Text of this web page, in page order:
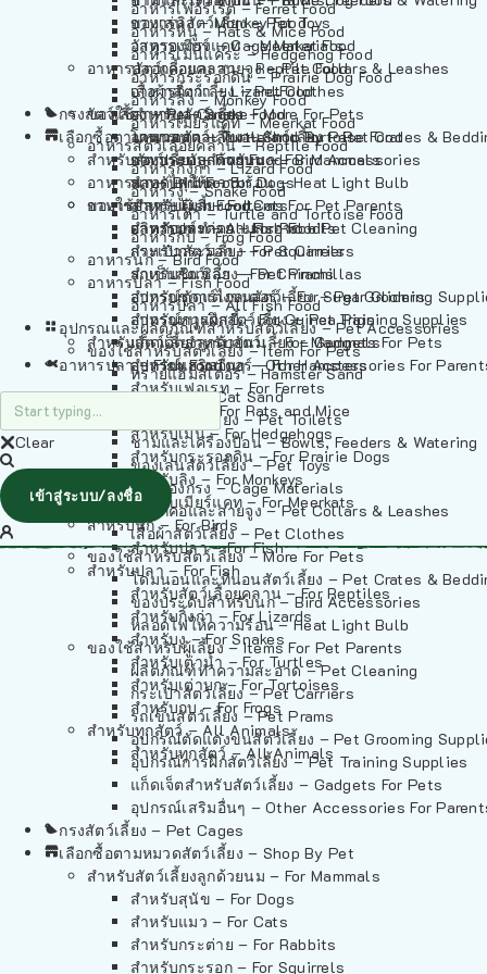
อาหารเฟอร์เร็ต – Ferret Food
อาหารหนู – Rats & Mice Food
อาหารเม่นแคระ – Hedgehog Food
อาหารกระรอกดิน – Prairie Dog Food
อาหารลิง – Monkey Food
อาหารเมียร์แคท – Meerkat Food
อาหารสัตว์เลี้อยคลาน – Reptile Food
อาหารกิ้งก่า – Lizard Food
อาหารงู – Snake Food
อาหารเต่า – Turtle and Tortoise Food
อาหารกบ – Frog Food
อาหารนก – Bird Food
อาหารปลา – Fish Food
อาหารปลา – All Fish Food
อุปกรณและผลิตภัณฑ์สำหรับสัตว์เลี้ยง – Pet Accessories
ของใช้สำหรับสัตว์เลี้ยง – Item For Pets
ทรายแฮมสเตอร์ – Hamster Sand
ทรายแมว – Cat Sand
ห้องน้ำสัตว์เลี้ยง – Pet Toilets
ชามและเครื่องป้อน – Bowls, Feeders & Watering
ของเล่นสัตว์เลี้ยง – Pet Toys
วัสดุรองกรง – Cage Materials
ปลอกคอและสายจูง – Pet Collars & Leashes
เสื้อผ้าสัตว์เลี้ยง – Pet Clothes
ของใช้สำหรับสัตว์เลี้ยง – More For Pets
โดมนอนและที่นอนสัตว์เลี้ยง – Pet Crates &
ของประดับสำหรับนก – Bird Accessories
หลอดไฟให้ความร้อน – Heat Light Bulb
ของใช้สำหรับผู้เลี้ยง – Items For Pet Parents
ผลิตภัณฑ์ทำความสะอาด – Pet Cleaning
กระเป๋าสัตว์เลี้ยง – Pet Carriers
รถเข็นสัตว์เลี้ยง – Pet Prams
อุปกรณ์ตัดแต่งขนสัตว์เลี้ยง – Pet Grooming
อุปกรณ์การฝึกสัตว์เลี้ยง – Pet Training Supplies
แก็ดเจ็ตสำหรับสัตว์เลี้ยง – Gadgets For Pets
อุปกรณ์เสริมอื่นๆ – Other Accessories For
กรงสัตว์เลี้ยง – Pet Cages
เลือกซื้อตามหมวดสัตว์เลี้ยง – Shop By Pet
สำหรับสัตว์เลี้ยงลูกด้วยนม – For Mammals
สำหรับสุนัข – For Dogs
สำหรับแมว – For Cats
สำหรับกระต่าย – For Rabbits
สำหรับกระรอก – For Squirrels
อาหารลิง – Monkey Food
อาหารเมียร์แคท – Meerkat Food
อาหารสัตว์เลี้อยคลาน – Reptile Food
อาหารกิ้งก่า – Lizard Food
อาหารงู – Snake Food
อาหารเต่า – Turtle and Tortoise Food
อาหารกบ – Frog Food
อาหารนก – Bird Food
อาหารปลา – Fish Food
อาหารปลา – All Fish Food
ของเล่นสัตว์เลี้ยง – Pet Toys
วัสดุรองกรง – Cage Materials
ปลอกคอและสายจูง – Pet Collars & Leashes
เสื้อผ้าสัตว์เลี้ยง – Pet Clothes
ของใช้สำหรับสัตว์เลี้ยง – More For Pets
โดมนอนและที่นอนสัตว์เลี้ยง – Pet Crates &
ของประดับสำหรับนก – Bird Accessories
หลอดไฟให้ความร้อน – Heat Light Bulb
ของใช้สำหรับผู้เลี้ยง – Items For Pet Parents
ผลิตภัณฑ์ทำความสะอาด – Pet Cleaning
กระเป๋าสัตว์เลี้ยง – Pet Carriers
รถเข็นสัตว์เลี้ยง – Pet Prams
อุปกรณ์ตัดแต่งขนสัตว์เลี้ยง – Pet Grooming
อุปกรณ์การฝึกสัตว์เลี้ยง – Pet Training Supplies
แก็ดเจ็ตสำหรับสัตว์เลี้ยง – Gadgets For Pets
อุปกรณ์เสริมอื่นๆ – Other Accessories For
กรงสัตว์เลี้ยง – Pet Cages
เลือกซื้อตามหมวดสัตว์เลี้ยง – Shop By Pet
สำหรับสัตว์เลี้ยงลูกด้วยนม – For Mammals
สำหรับสุนัข – For Dogs
สำหรับแมว – For Cats
สำหรับกระต่าย – For Rabbits
สำหรับกระรอก – For Squirrels
สำหรับชินชิล่า – For Chinchillas
สำหรับชูการ์ไกลเดอร์ – For Sugar Gliders
สำหรับหนูแกสบี้ – For Guinea Pigs
สำหรับสัตว์เลี้ยงลูกด้วยนม – For Mammals
สำหรับแฮมสเตอร์ – For Hamsters
สำหรับเฟอเรท – For Ferrets
สำหรับหนู – For Rats and Mice
สำหรับเม่น – For Hedgehogs
สำหรับกระรอกดิน – For Prairie Dogs
สำหรับลิง – For Monkeys
สำหรับเมียร์แคท – For Meerkats
สำหรับนก – For Birds
สำหรับปลา – For Fish
สำหรับปลา – For Fish
สำหรับสัตว์เลื้อยคลาน – For Reptiles
สำหรับกิ้งก่า – For Lizards
สำหรับงู – For Snakes
สำหรับเต่าน้ำ – For Turtles
สำหรับเต่าบก – For Tortoises
สำหรับกบ – For Frogs
สำหรับทุกสัตว์ – All Animals
สำหรับทุกสัตว์ – All Animals
อาหารปลา – Fish Food
Clear
เข้าสู่ระบบ/ลงชื่อ